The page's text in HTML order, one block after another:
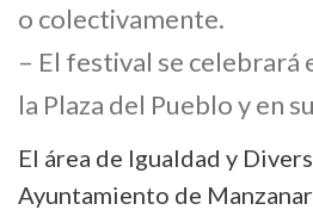
o colectivamente.
– El festival se celebrará
la Plaza del Pueblo y en
El área de Igualdad y
Ayuntamiento de